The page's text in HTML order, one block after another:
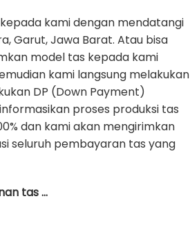
kami dengan mendatangi
Garut, Jawa Barat. Atau bisa
model tas kepada kami
kami langsung melakukan
DP (Down Payment)
proses produksi tas
dan kami akan mengirimkan
seluruh pembayaran tas yang
tas …